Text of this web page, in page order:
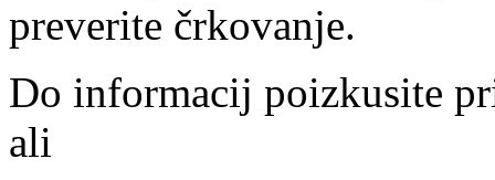
preverite črkovanje.
Do informacij poizkusite
ali